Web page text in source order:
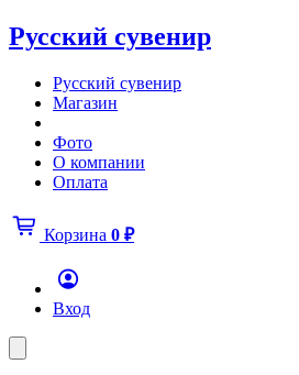
Русский сувенир
Русский сувенир
Магазин
Фото
О компании
Оплата
Корзина 0 ₽
Вход